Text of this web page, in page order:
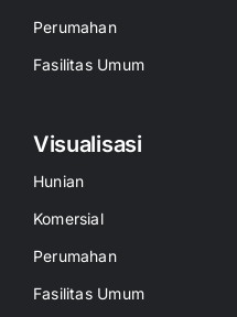
Perumahan
Fasilitas Umum
Visualisasi
Hunian
Komersial
Perumahan
Fasilitas Umum